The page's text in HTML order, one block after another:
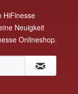
HiFinesse
Neuigkeit
Onlineshop.